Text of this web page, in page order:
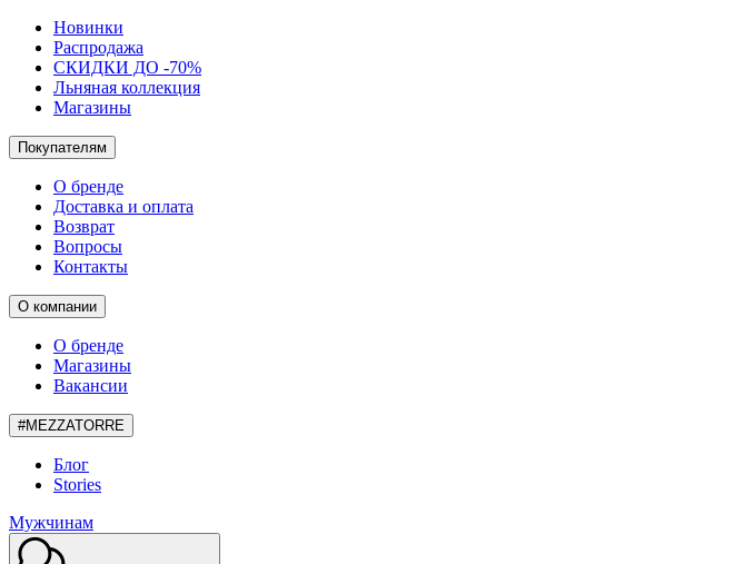
Новинки
Распродажа
СКИДКИ ДО -70%
Льняная коллекция
Магазины
Покупателям
О бренде
Доставка и оплата
Возврат
Вопросы
Контакты
О компании
О бренде
Магазины
Вакансии
#MEZZATORRE
Блог
Stories
Мужчинам